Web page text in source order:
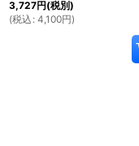
3,727円(税別)
(税込 : 4,100円)